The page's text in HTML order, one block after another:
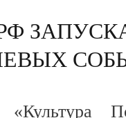
«Культура